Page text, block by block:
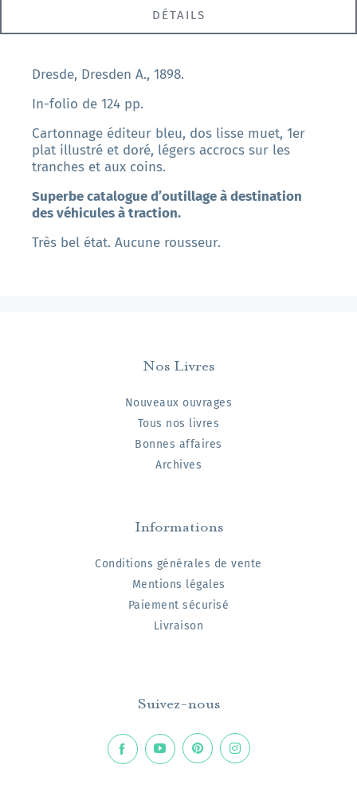
DÉTAILS
Dresde, Dresden A., 1898.
In-folio de 124 pp.
Cartonnage éditeur bleu, dos lisse muet, 1er
plat illustré et doré, légers accrocs sur les
tranches et aux coins.
Superbe catalogue d’outillage à destination
des véhicules à traction.
Très bel état. Aucune rousseur.
Nos Livres
Nouveaux ouvrages
Tous nos livres
Bonnes affaires
Archives
Informations
Conditions générales de vente
Mentions légales
Paiement sécurisé
Livraison
Suivez-nous